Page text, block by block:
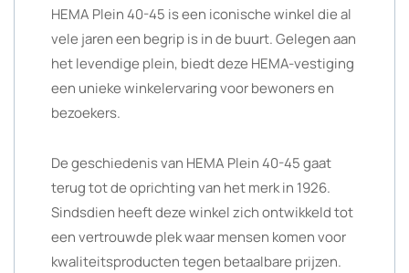
HEMA Plein 40-45 is een iconische winkel die al
vele jaren een begrip is in de buurt. Gelegen aan
het levendige plein, biedt deze HEMA-vestiging
een unieke winkelervaring voor bewoners en
bezoekers.
De geschiedenis van HEMA Plein 40-45 gaat
terug tot de oprichting van het merk in 1926.
Sindsdien heeft deze winkel zich ontwikkeld tot
een vertrouwde plek waar mensen komen voor
kwaliteitsproducten tegen betaalbare prijzen.